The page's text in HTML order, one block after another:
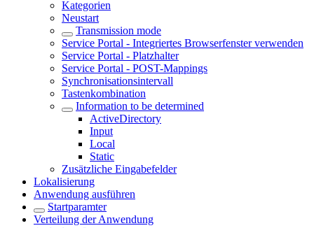
Kategorien
Neustart
Transmission mode
Service Portal - Integriertes Browserfenster verwenden
Service Portal - Platzhalter
Service Portal - POST-Mappings
Synchronisationsintervall
Tastenkombination
Information to be determined
ActiveDirectory
Input
Local
Static
Zusätzliche Eingabefelder
Lokalisierung
Anwendung ausführen
Startparamter
Verteilung der Anwendung